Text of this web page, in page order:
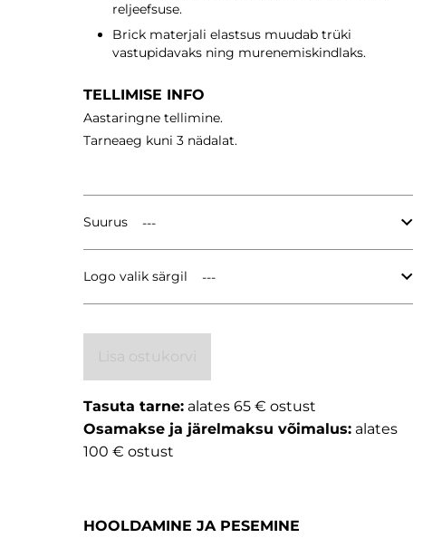
reljeefsuse.
Brick materjali elastsus muudab trüki
vastupidavaks ning murenemiskindlaks.
TELLIMISE INFO
Aastaringne tellimine.
Tarneaeg kuni 3 nädalat.
Suurus
Logo valik särgil
Tasuta tarne: alates 65 € ostust
Osamakse ja järelmaksu võimalus: alates
100 € ostust
HOOLDAMINE JA PESEMINE